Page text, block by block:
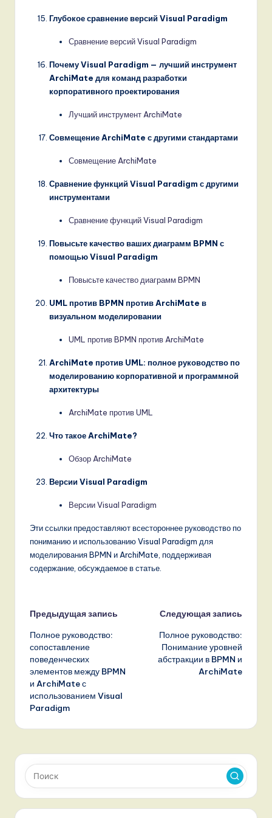
Глубокое сравнение версий Visual Paradigm
Сравнение версий Visual Paradigm
Почему Visual Paradigm — лучший инструмент
ArchiMate для команд разработки
корпоративного проектирования
Лучший инструмент ArchiMate
Совмещение ArchiMate с другими стандартами
Совмещение ArchiMate
Сравнение функций Visual Paradigm с другими
инструментами
Сравнение функций Visual Paradigm
Повысьте качество ваших диаграмм BPMN с
помощью Visual Paradigm
Повысьте качество диаграмм BPMN
UML против BPMN против ArchiMate в
визуальном моделировании
UML против BPMN против ArchiMate
ArchiMate против UML: полное руководство по
моделированию корпоративной и программной
архитектуры
ArchiMate против UML
Что такое ArchiMate?
Обзор ArchiMate
Версии Visual Paradigm
Версии Visual Paradigm
Эти ссылки предоставляют всестороннее руководство по
пониманию и использованию Visual Paradigm для
моделирования BPMN и ArchiMate, поддерживая
содержание, обсуждаемое в статье.
Навигация
записи
Предыдущая запись
Полное руководство:
сопоставление
поведенческих
элементов между BPMN
и ArchiMate с
использованием Visual
Paradigm
Следующая запись
Полное руководство:
Понимание уровней
абстракции в BPMN и
ArchiMate